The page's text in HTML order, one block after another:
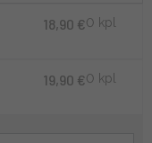
18,90 €0 kpl
19,90 €0 kpl